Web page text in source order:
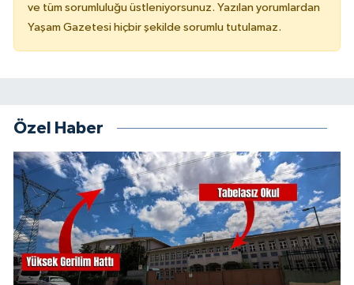
ve tüm sorumluluğu üstleniyorsunuz. Yazılan yorumlardan
Yaşam Gazetesi hiçbir şekilde sorumlu tutulamaz.
Özel Haber